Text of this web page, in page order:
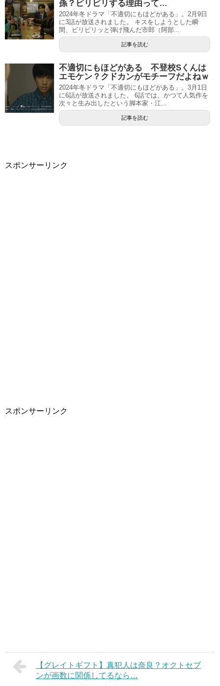
孫？ビリビリする理由って…
2024年冬ドラマ「不適切にもほどがある」。2月9日
に3話が放送されました。 キスをしようとした瞬
間、ビリビリッと弾け飛んだ市郎（阿部...
記事を読む
不適切にもほどがある 不登校Sくんは
エモケン？クドカンがモチーフだよねｗ
2024年冬ドラマ「不適切にもほどがある」。3月1日
に6話が放送されました。 6話では、かつて人気作を
次々と生み出したという脚本家・江...
記事を読む
スポンサーリンク
スポンサーリンク
【グレイトギフト】真犯人は奈良？オクトセブ
ンが画数に関係してるなら…